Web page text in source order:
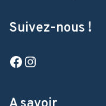
Suivez-nous !
Facebook